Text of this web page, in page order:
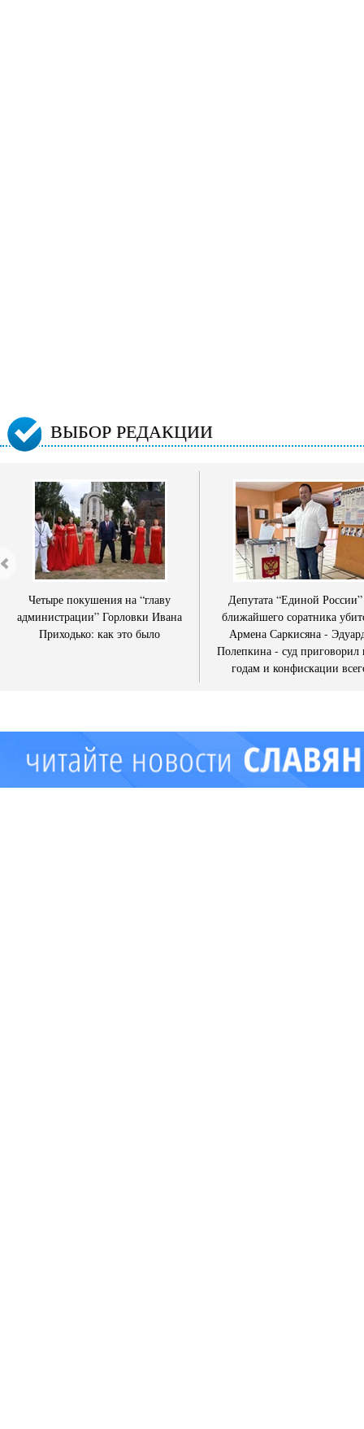
ВЫБОР РЕДАКЦИИ
Четыре покушения на “главу
администрации” Горловки Ивана
Приходько: как это было
Депутата “Единой
ближайшего соратника
Армена Саркисяна -
Полепкина - суд приговорил
годам и конфискации